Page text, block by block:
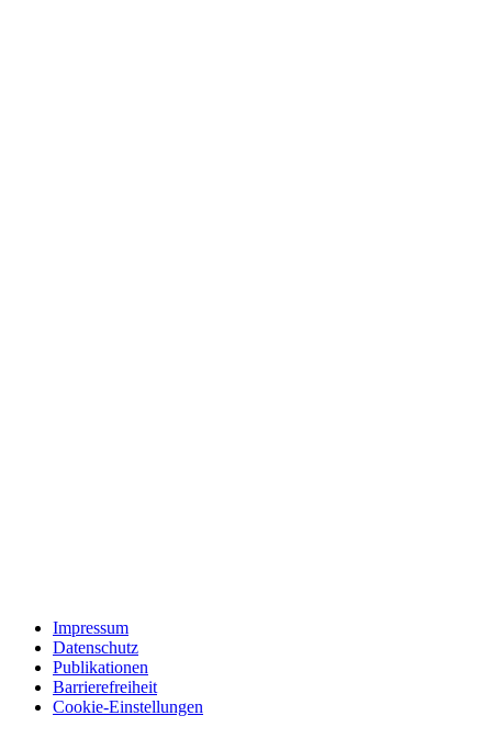
Impressum
Datenschutz
Publikationen
Barrierefreiheit
Cookie-Einstellungen